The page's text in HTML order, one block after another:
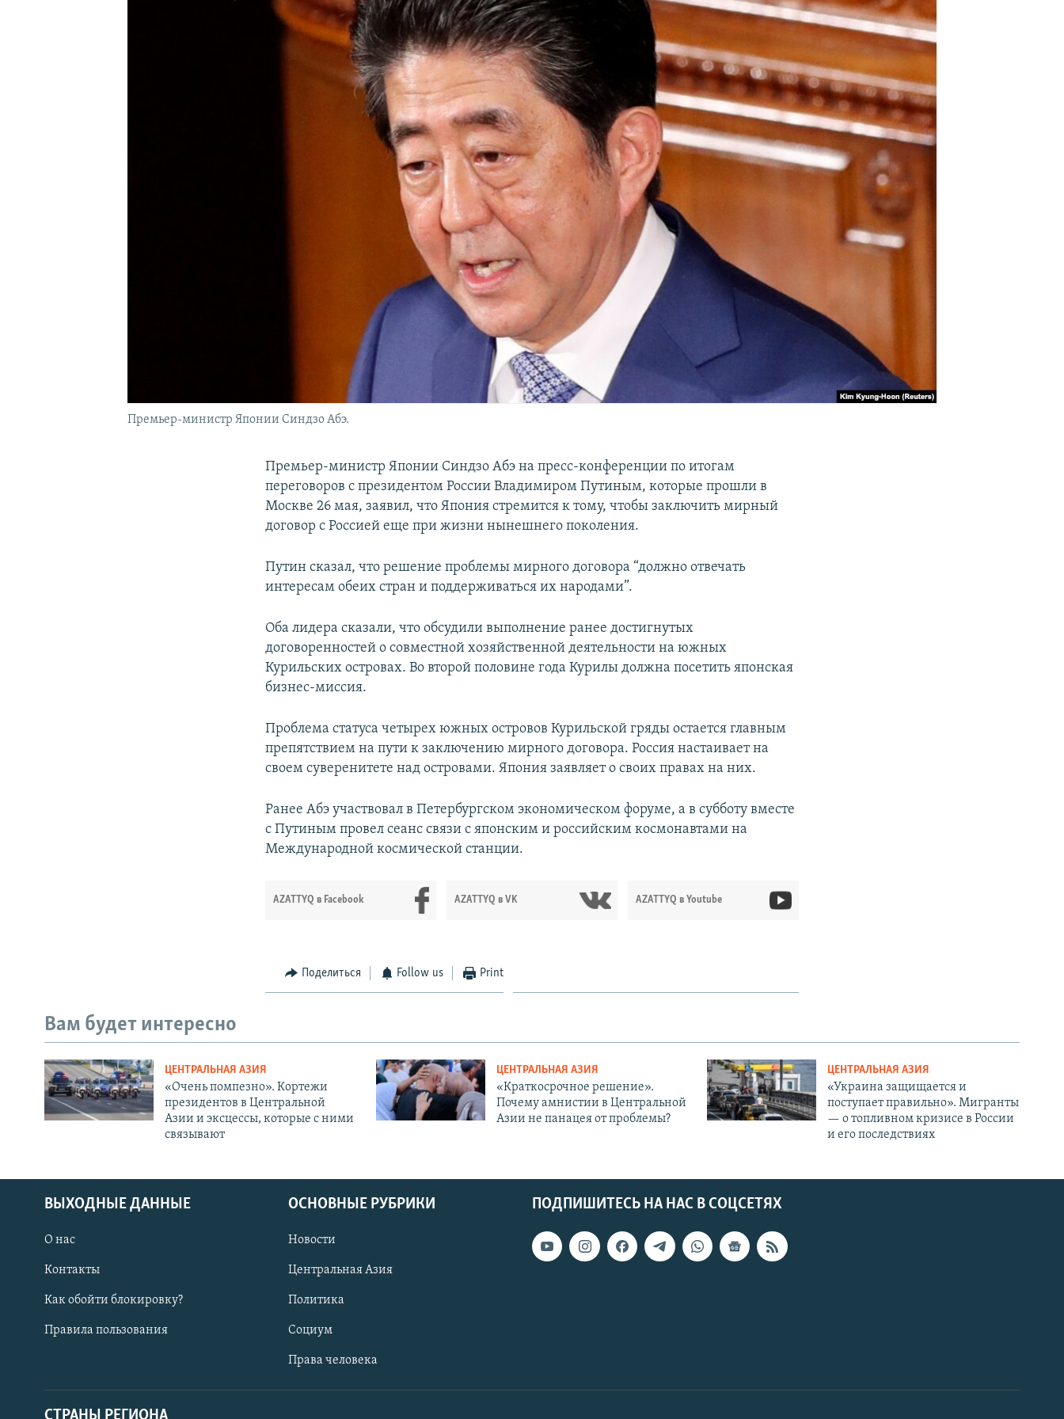
Премьер-министр Японии Синдзо Абэ.
Премьер-министр Японии Синдзо Абэ на пресс-конференции по итогам
переговоров с президентом России Владимиром Путиным, которые прошли в
Москве 26 мая, заявил, что Япония стремится к тому, чтобы заключить мирный
договор с Россией еще при жизни нынешнего поколения.
Путин сказал, что решение проблемы мирного договора “должно отвечать
интересам обеих стран и поддерживаться их народами”.
Оба лидера сказали, что обсудили выполнение ранее достигнутых
договоренностей о совместной хозяйственной деятельности на южных
Курильских островах. Во второй половине года Курилы должна посетить японская
бизнес-миссия.
Проблема статуса четырех южных островов Курильской гряды остается главным
препятствием на пути к заключению мирного договора. Россия настаивает на
своем суверенитете над островами. Япония заявляет о своих правах на них.
Ранее Абэ участвовал в Петербургском экономическом форуме, а в субботу вместе
с Путиным провел сеанс связи с японским и российским космонавтами на
Международной космической станции.
AZATTYQ в Facebook AZATTYQ в VK AZATTYQ в Youtube
Поделиться Follow us Print
Вам будет интересно
ЦЕНТРАЛЬНАЯ АЗИЯ
«Очень помпезно». Кортежи
президентов в Центральной
Азии и эксцессы, которые с ними
связывают
ЦЕНТРАЛЬНАЯ АЗИЯ
«Краткосрочное решение».
Почему амнистии в Центральной
Азии не панацея от проблемы?
ЦЕНТРАЛЬНАЯ АЗИЯ
«Украина защищается и
поступает правильно». Мигранты
— о топливном кризисе в России
и его последствиях
ПОДПИШИТЕСЬ НА НАС В СОЦСЕТЯХ
ВЫХОДНЫЕ ДАННЫЕ
О нас
Контакты
Как обойти блокировку?
Правила пользования
ОСНОВНЫЕ РУБРИКИ
Новости
Центральная Азия
Политика
Социум
Права человека
СТРАНЫ РЕГИОНА